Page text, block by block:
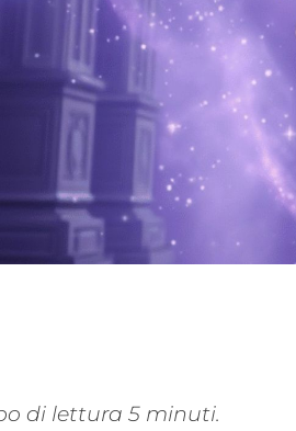
di lettura 5 minuti.